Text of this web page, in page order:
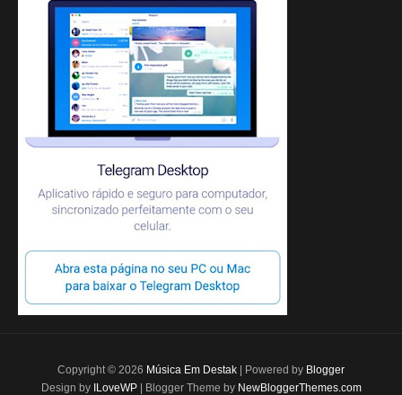
Copyright © 2026 Música Em Destak | Powered by Blogger
Design by ILoveWP| Blogger Theme by NewBloggerThemes.com